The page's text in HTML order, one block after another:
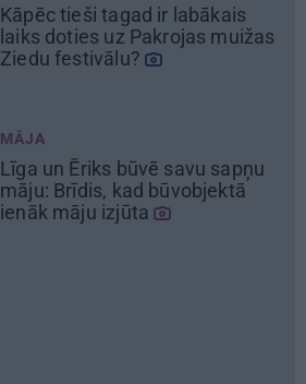
Kāpēc tieši tagad ir labākais
laiks doties uz Pakrojas muižas
Ziedu festivālu?
MĀJA
Līga un Ēriks būvē savu sapņu
māju: Brīdis, kad būvobjektā
ienāk māju izjūta